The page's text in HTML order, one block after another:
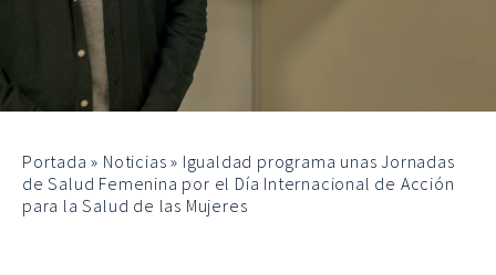
Portada » Noticias » Igualdad programa unas Jornadas
de Salud Femenina por el Día Internacional de Acción
para la Salud de las Mujeres